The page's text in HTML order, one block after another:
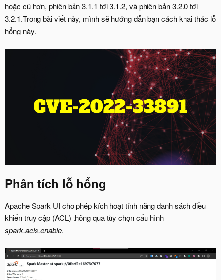
hoặc cũ hơn, phiên bản 3.1.1 tới 3.1.2, và phiên bản 3.2.0 tới
3.2.1.Trong bài viết này, mình sẽ hướng dẫn bạn cách khai thác lỗ
hổng này.
Phân tích lỗ hổng
Apache Spark UI cho phép kích hoạt tính năng danh sách điều
khiển truy cập (ACL) thông qua tùy chọn cấu hình
spark.acls.enable.